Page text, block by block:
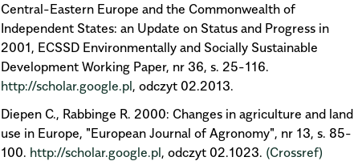
Central-Eastern Europe and the Commonwealth of
Independent States: an Update on Status and Progress in
2001, ECSSD Environmentally and Socially Sustainable
Development Working Paper, nr 36, s. 25-116.
http://scholar.google.pl, odczyt 02.2013.
Diepen C., Rabbinge R. 2000: Changes in agriculture and land
use in Europe, "European Journal of Agronomy", nr 13, s. 85-
100. http://scholar.google.pl, odczyt 02.1023. (Crossref)